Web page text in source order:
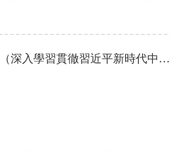
深入學習貫徹習近平新時代中…